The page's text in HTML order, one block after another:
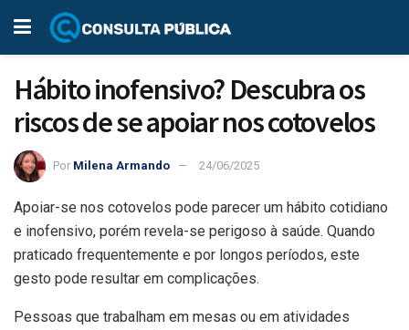
Hábito inofensivo? Descubra os
riscos de se apoiar nos cotovelos
Por Milena Armando 24/06/2025
Apoiar-se nos cotovelos pode parecer um hábito cotidiano
e inofensivo, porém revela-se perigoso à saúde. Quando
praticado frequentemente e por longos períodos, este
gesto pode resultar em complicações.
Pessoas que trabalham em mesas ou em atividades